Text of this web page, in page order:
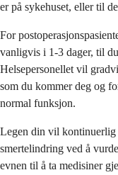
er på sykehuset, eller til
For
vanligvis i 1-3 dager, til
Helsepersonellet vil
som du kommer deg og
normal funksjon.
Legen din vil kontinuerlig
smertelindring ved å
evnen til å ta medisiner